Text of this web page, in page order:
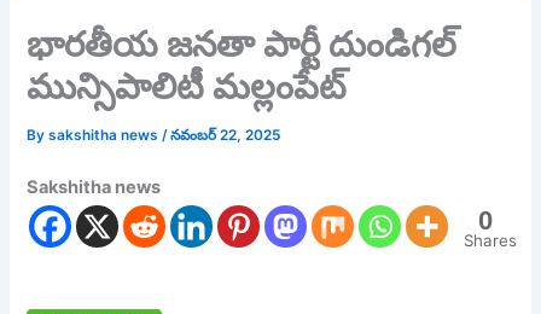
భారతీయ జనతా పార్టీ దుండిగల్
మున్సిపాలిటీ మల్లంపేట్
Bysakshitha news/నవంబర్ 22, 2025
Sakshitha news
0
Shares